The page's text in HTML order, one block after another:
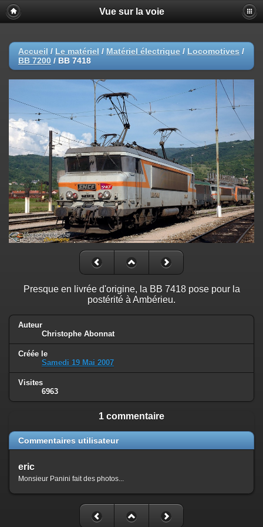
Vue sur la voie
Accueil / Le matériel / Matériel électrique / Locomotives /
BB 7200 / BB 7418
Presque en livrée d'origine, la BB 7418 pose pour la
postérité à Ambérieu.
Auteur
Christophe Abonnat
Créée le
Samedi 19 Mai 2007
Visites
6963
1 commentaire
Commentaires utilisateur
eric
Monsieur Panini fait des photos...